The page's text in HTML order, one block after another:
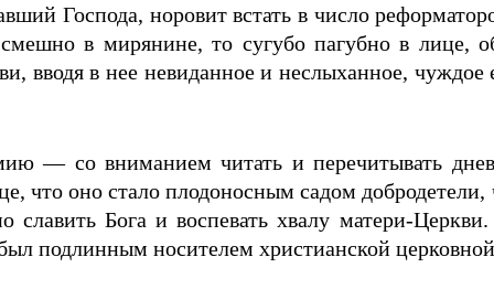
Господа, норовит встать в число
в мирянине, то сугубо пагубно в лице,
вводя в нее невиданное и неслыханное,
— со вниманием читать и перечитывать
что оно стало плодоносным садом
славить Бога и воспевать хвалу матери-
подлинным носителем христианской